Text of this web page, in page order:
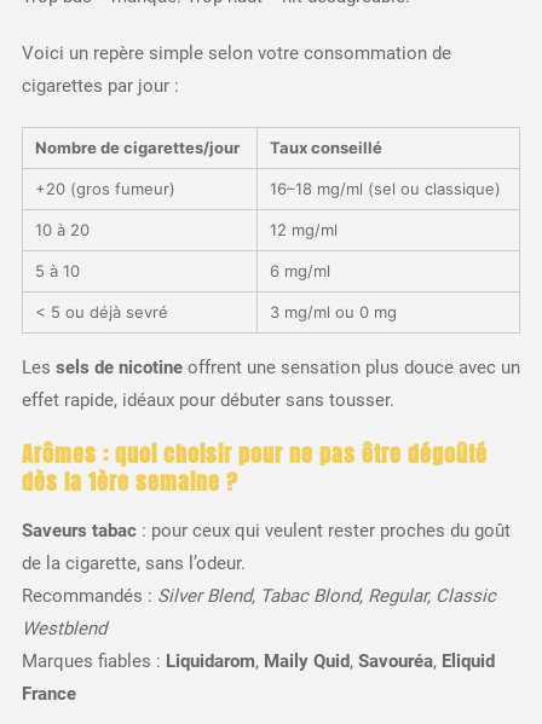
Voici un repère simple selon votre consommation de
cigarettes par jour :
Nombre de cigarettes/jour Taux conseillé
+20 (gros fumeur) 16–18 mg/ml (sel ou classique)
10 à 20 12 mg/ml
5 à 10 6 mg/ml
< 5 ou déjà sevré 3 mg/ml ou 0 mg
Les sels de nicotineoffrent une sensation plus douce avec un
effet rapide, idéaux pour débuter sans tousser.
Arômes : quoi choisir pour ne pas être dégoûté
dès la 1ère semaine ?
Saveurs tabac: pour ceux qui veulent rester proches du goût
de la cigarette, sans l’odeur.
Recommandés : Silver Blend, Tabac Blond, Regular, Classic
Westblend
Marques fiables : Liquidarom, Maily Quid, Savouréa, Eliquid
France